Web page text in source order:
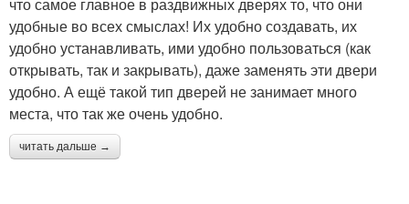
удобные во всех смыслах! Их удобно создавать, их
удобно устанавливать, ими удобно пользоваться (как
открывать, так и закрывать), даже заменять эти двери
удобно. А ещё такой тип дверей не занимает много
места, что так же очень удобно.
читать дальше →